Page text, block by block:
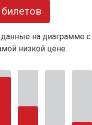
на диаграмме
низкой цене.